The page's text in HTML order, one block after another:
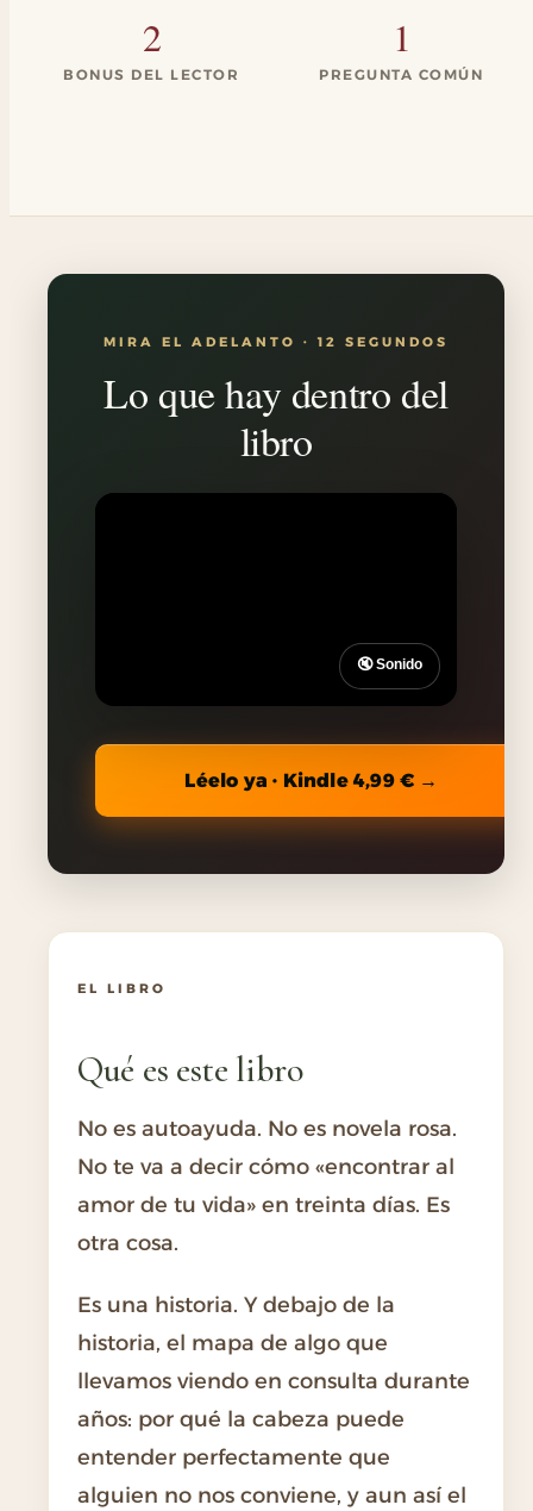
2
BONUS DEL LECTOR
1
PREGUNTA COMÚN
MIRA EL ADELANTO · 12 SEGUNDOS
Lo que hay dentro del
libro
🔇 Sonido
Léelo ya · Kindle 4,99 € →
EL LIBRO
Qué es este libro
No es autoayuda. No es novela rosa.
No te va a decir cómo «encontrar al
amor de tu vida» en treinta días. Es
otra cosa.
Es una historia. Y debajo de la
historia, el mapa de algo que
llevamos viendo en consulta durante
años: por qué la cabeza puede
entender perfectamente que
alguien no nos conviene, y aun así el